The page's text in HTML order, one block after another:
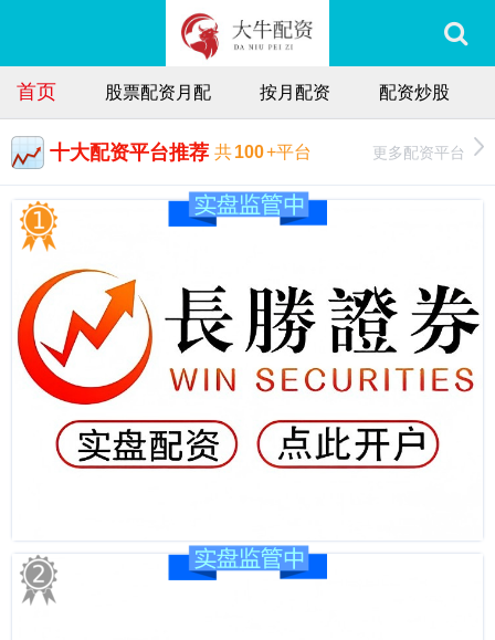
首页 股票配资月配 按月配资 配资炒股
十大配资平台推荐 共100+平台 更多配资平台